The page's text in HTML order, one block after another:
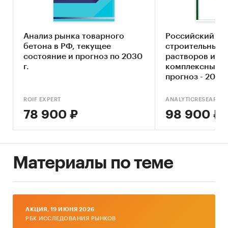
экономико-математические методы, анализ
временных рядов, количественных и
прогнозировании использовались методы
экстраполяции, моделирования,
корреляционного анализа, экспертных оценок.
Аналитическое агентство «Амикрон-
консалтинг» специализируется на аналитике в
сфере строительства и стройиндустрии с
рынков. Узкая специализация позволяет
текущим реалиям.
Анализ рынка товарного
бетона в РФ, текущее
состояние и прогноз по 2030
г.
ROIF EXPERT
78 900 ₽
Российский
строительных
растворов и
комплексный
прогноз - 2024
98 900 ₽
Материалы по теме
AКЦИЯ, 19 ИЮНЯ 2026
РБК ИССЛЕДОВАНИЯ РЫНКОВ